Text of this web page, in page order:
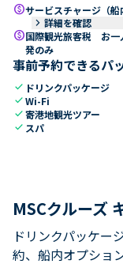
paidサービスチャージ（船
keyboard_arrow_right 詳細を確認
paid国際観光旅客税 お一
発のみ
事前予約できるパ
check ドリンクパッケージ
checkWi-Fi
check寄港地観光ツアー
check スパ
MSCクルーズ
ドリンクパッケー
約、船内オプショ